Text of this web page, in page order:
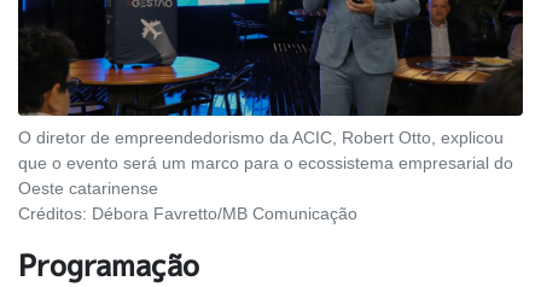
O diretor de empreendedorismo da ACIC, Robert Otto, explicou
que o evento será um marco para o ecossistema empresarial do
Oeste catarinense
Créditos: Débora Favretto/MB Comunicação
Programação